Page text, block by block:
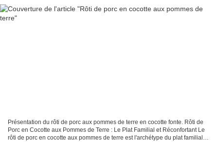
Présentation du rôti de porc aux pommes de terre en cocotte fonte. Rôti de
Porc en Cocotte aux Pommes de Terre : Le Plat Familial et Réconfortant Le
rôti de porc en cocotte aux pommes de terre est l'archétype du plat familial